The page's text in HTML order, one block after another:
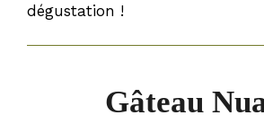
dégustation !
Gâteau